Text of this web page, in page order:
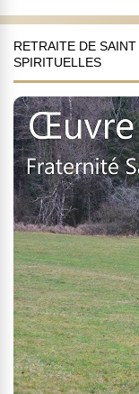
RETRAITE DE
SPIRITUELLES